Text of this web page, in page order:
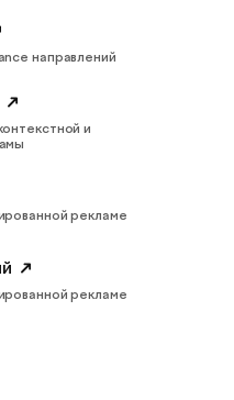
сайтов
сайта
поиска SearchBooster
направлений
и
рекламе
рекламе